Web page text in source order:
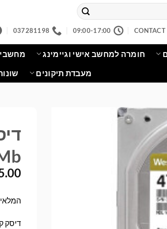
CONTACT
09:00-17:00
037281198
חומרה למחשב אישי וגיימינג
מעבדת תיקונים